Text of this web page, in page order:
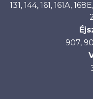
131, 144, 161, 161A,
907,